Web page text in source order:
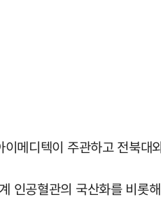
메디텍이 주관하고 전북
인공혈관의 국산화를 비롯